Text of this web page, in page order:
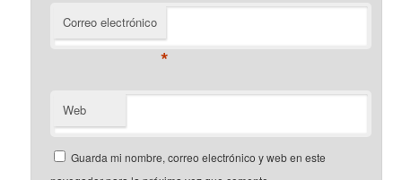
Correo electrónico
*
Web
Guarda mi nombre, correo electrónico y web en este